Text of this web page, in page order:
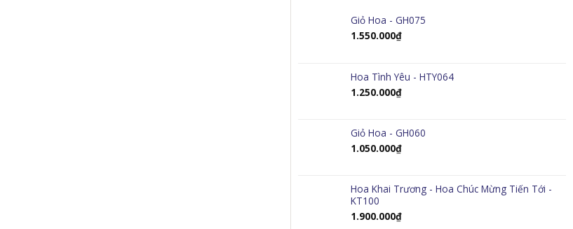
Giỏ Hoa - GH075
1.550.000₫
Hoa Tình Yêu - HTY064
1.250.000₫
Giỏ Hoa - GH060
1.050.000₫
Hoa Khai Trương - Hoa Chúc Mừng Tiến Tới -
KT100
1.900.000₫